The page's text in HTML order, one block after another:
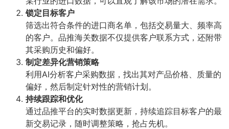
锁定目标客户
筛选出符合条件的进口商名单，包括交易量大、频率高
的客户。品推海关数据不仅提供客户联系方式，还附带
其采购历史和偏好。
制定差异化营销策略
利用AI分析客户采购数据，找出其对产品价格、质量的
偏好，然后制定针对性的营销计划。
持续跟踪和优化
通过品推平台的实时数据更新，持续追踪目标客户的最
新交易记录，随时调整策略，抢占先机。